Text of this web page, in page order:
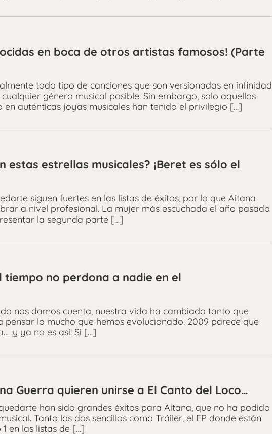
en boca de otros artistas famosos! (Parte
todo tipo de canciones que son versionadas en infinidad
género musical posible. Sin embargo, solo aquellos
en auténticas joyas musicales han tenido el privilegio […]
estas estrellas musicales? ¡Beret es sólo el
siguen fuertes en las listas de éxitos, por lo que Aitana
a nivel profesional. La mujer más escuchada el año pasado
la segunda parte […]
tiempo no perdona a nadie en el
nos damos cuenta, nuestra vida ha cambiado tanto que
lo mucho que hemos evolucionado. 2009 parece que
¡y ya no es así! Si […]
Guerra quieren unirse a El Canto del Loco…
han sido grandes éxitos para Aitana, que no ha podido
Tanto los dos sencillos como Tráiler, el EP donde están
en las listas de […]